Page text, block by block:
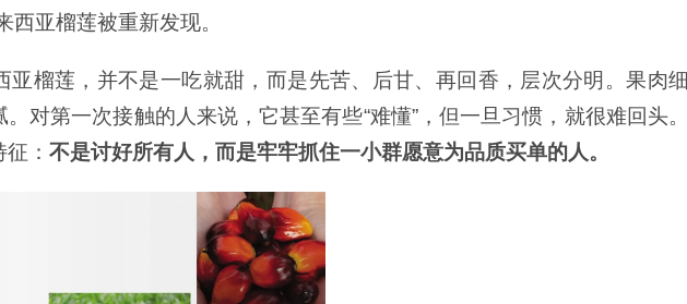
西亚榴莲被重新发现。
亚榴莲，并不是一吃就甜，而是先苦、后甘、再回香，层次分明。果肉细
对第一次接触的人来说，它甚至有些“难懂”，但一旦习惯，就很难回头。
： 不是讨好所有人，而是牢牢抓住一小群愿意为品质买单的人。